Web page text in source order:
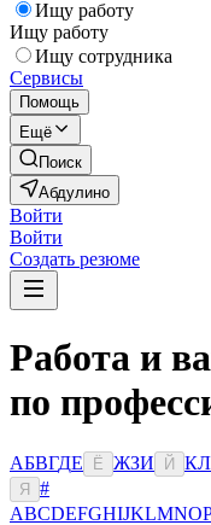
Ищу работу
Ищу работу
Ищу сотрудника
Сервисы
Помощь
Ещё
Поиск
Абдулино
Войти
Войти
Создать резюме
Работа и
по
АБВГДЕ Ё ЖЗИ Й КЛ
Я
#
ABCDEFGHIJKLMNO